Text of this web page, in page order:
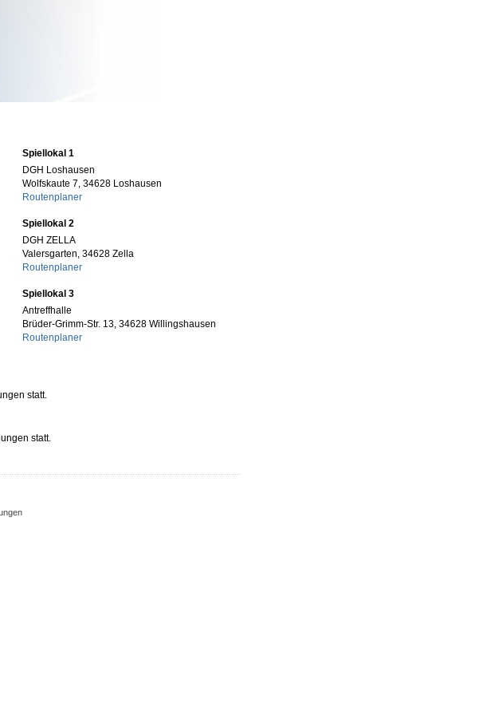
Spiellokal 1
DGH Loshausen
Wolfskaute 7, 34628 Loshausen
Routenplaner
Spiellokal 2
DGH ZELLA
Valersgarten, 34628 Zella
Routenplaner
Spiellokal 3
Antreffhalle
Brüder-Grimm-Str. 13, 34628 Willingshausen
Routenplaner
statt.
statt.